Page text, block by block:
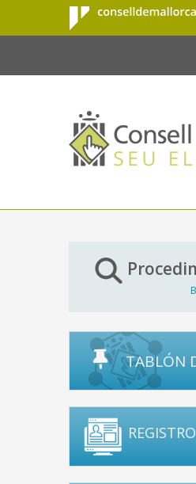
Saltar al contenido principal
Consell de
Mallorca
TABLÓN